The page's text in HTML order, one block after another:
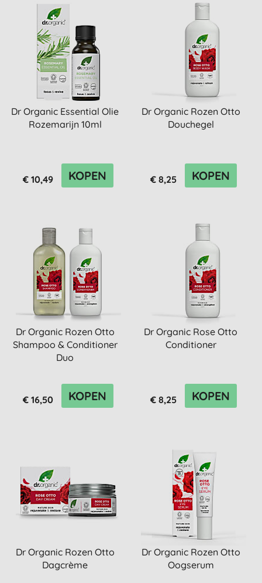
Dr Organic Essential Olie
Rozemarijn 10ml
€ 10,49 KOPEN
Dr Organic Rozen Otto
Douchegel
€ 8,25 KOPEN
Dr Organic Rozen Otto
Shampoo & Conditioner
Duo
€ 16,50 KOPEN
Dr Organic Rose Otto
Conditioner
€ 8,25 KOPEN
Dr Organic Rozen Otto
Dagcrème
Dr Organic Rozen Otto
Oogserum